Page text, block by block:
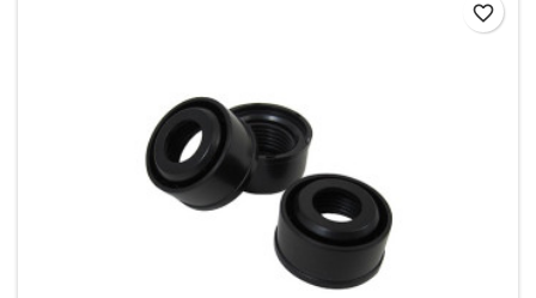
favorite_border